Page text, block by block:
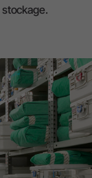
stockage.